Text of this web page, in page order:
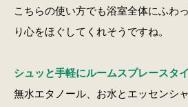
こちらの使い方でも浴室全体にふわ
り心をほぐしてくれそうですね。
シュッと手軽にルームスプレースタ
無水エタノール、お水とエッセンシ